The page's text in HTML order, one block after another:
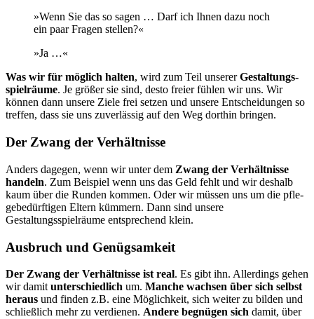
»Wenn Sie das so sagen … Darf ich Ihnen dazu noch
ein paar Fragen stellen?«
»Ja …«
Was wir für möglich halten, wird zum Teil unsererGe­stal­tungs­
spiel­räu­me. Je größer sie sind, desto freier fühlen wir uns. Wir
können dann unsere Ziele frei setzen und unsere Entscheidungen so
treffen, dass sie uns zuverlässig auf den Weg dorthin bringen.
Der Zwang der Verhältnisse
Anders dagegen, wenn wir unter dem Zwang der Verhältnisse
handeln. Zum Beispiel wenn uns das Geld fehlt und wir deshalb
kaum über die Runden kommen. Oder wir müssen uns um die pfle­
ge­be­dürf­tigen Eltern kümmern. Dann sind unsere
Gestaltungsspielräume ent­spre­chend klein.
Ausbruch und Genügsamkeit
Der Zwang der Verhältnisse ist real. Es gibt ihn. Allerdings gehen
wir damit unterschiedlich um. Manche wachsen über sich selbst
heraus und finden z.B. eine Möglichkeit, sich weiter zu bilden und
schließlich mehr zu verdienen. Andere begnügen sich damit, über